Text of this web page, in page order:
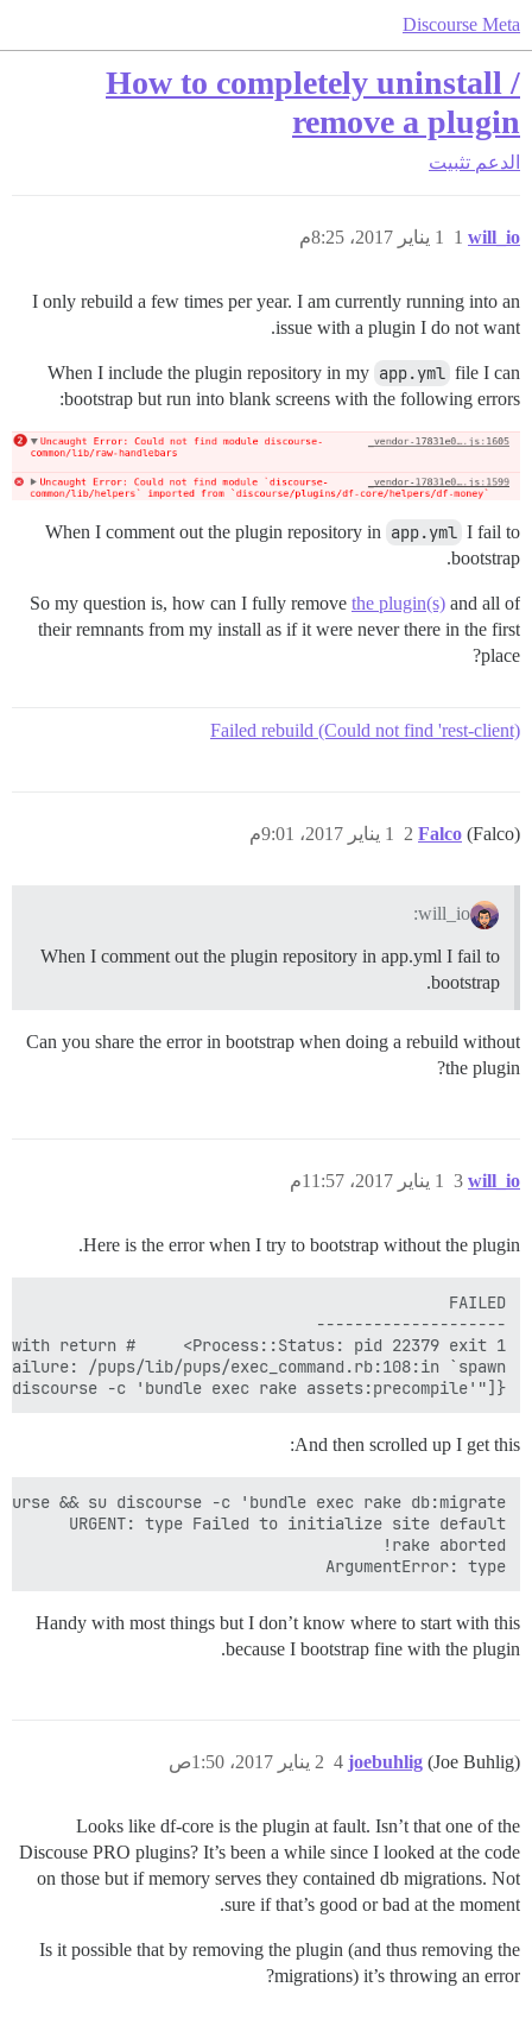
Discourse Meta
How to completely uninstall /
remove a plugin
الدعم تثبيت
will_io 1 يناير 2017، 8:25م 1
I only rebuild a few times per year. I am currently running into an
issue with a plugin I do not want.
When I include the plugin repository in my app.yml file I can
bootstrap but run into blank screens with the following errors:
When I comment out the plugin repository in app.yml I fail to
bootstrap.
So my question is, how can I fully remove the plugin(s) and all of
their remnants from my install as if it were never there in the first
place?
Failed rebuild (Could not find 'rest-client)
Falco (Falco) 1 يناير 2017، 9:01م 2
will_io:
When I comment out the plugin repository in app.yml I fail to
bootstrap.
Can you share the error in bootstrap when doing a rebuild without
the plugin?
will_io 1 يناير 2017، 11:57م 3
Here is the error when I try to bootstrap without the plugin.
-c 'bundle exec rake assets:precompile'"]}`
And then scrolled up I get this:
ArgumentError: type
Handy with most things but I don’t know where to start with this
because I bootstrap fine with the plugin.
joebuhlig (Joe Buhlig) 2 يناير 2017، 1:50ص 4
Looks like df-core is the plugin at fault. Isn’t that one of the
Discouse PRO plugins? It’s been a while since I looked at the code
on those but if memory serves they contained db migrations. Not
sure if that’s good or bad at the moment.
Is it possible that by removing the plugin (and thus removing the
migrations) it’s throwing an error?